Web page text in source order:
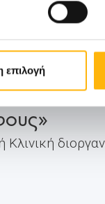
επιλογή
με